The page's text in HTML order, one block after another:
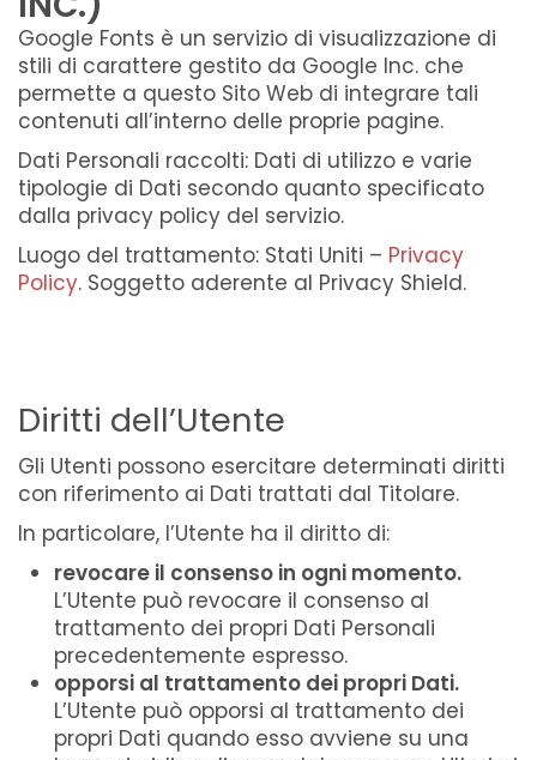
Google Fonts è un servizio di visualizzazione di
stili di carattere gestito da Google Inc. che
permette a questo Sito Web di integrare tali
contenuti all’interno delle proprie pagine.
Dati Personali raccolti: Dati di utilizzo e varie
tipologie di Dati secondo quanto specificato
dalla privacy policy del servizio.
Luogo del trattamento: Stati Uniti – Privacy
Policy. Soggetto aderente al Privacy Shield.
Diritti dell’Utente
Gli Utenti possono esercitare determinati diritti
con riferimento ai Dati trattati dal Titolare.
In particolare, l’Utente ha il diritto di:
revocare il consenso in ogni momento.
L’Utente può revocare il consenso al
trattamento dei propri Dati Personali
precedentemente espresso.
opporsi al trattamento dei propri Dati.
L’Utente può opporsi al trattamento dei
propri Dati quando esso avviene su una